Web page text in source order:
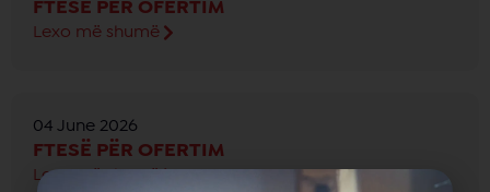
FTESË PËR OFERTIM
Lexo më shumë
04 June 2026
FTESË PËR OFERTIM
Lexo më shumë